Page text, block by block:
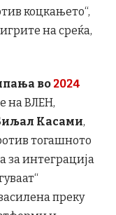
коцкањето“,
на среќа,
во 2024
на ВЛЕН,
Касами,
тогашното
за интеграција
преку